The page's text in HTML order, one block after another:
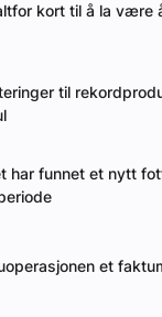
kort til å la være
til
har funnet et nytt
et